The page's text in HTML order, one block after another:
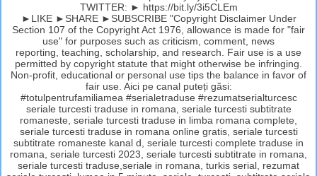
TWITTER: ► https://bit.ly/3i5CLEm
►LIKE ►SHARE ►SUBSCRIBE "Copyright Disclaimer Under
Section 107 of the Copyright Act 1976, allowance is made for "fair
use" for purposes such as criticism, comment, news
reporting, teaching, scholarship, and research. Fair use is a use
permitted by copyright statute that might otherwise be infringing.
Non-profit, educational or personal use tips the balance in favor of
fair use. Aici pe canal puteți găsi:
#totulpentrufamiliamea #serialetraduse #rezumatserialturcesc
seriale turcesti traduse in romana, seriale turcesti subtitrate
romaneste, seriale turcesti traduse in limba romana complete,
seriale turcesti traduse in romana online gratis, seriale turcesti
subtitrate romaneste kanal d, seriale turcesti complete traduse in
romana, seriale turcesti 2023, seriale turcesti subtitrate in romana,
seriale turcesti traduse,seriale in romana, turkis serial, rezumat